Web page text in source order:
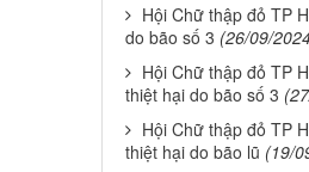
Hội Chữ thập đỏ TP
do bão số 3 (26/09/
Hội Chữ thập đỏ TP
thiệt hại do bão số 3
Hội Chữ thập đỏ TP
thiệt hại do bão lũ (19/